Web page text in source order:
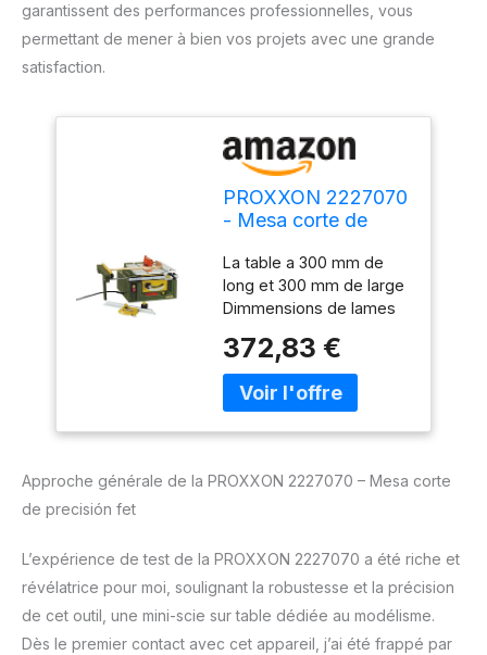
garantissent des performances professionnelles, vous
permettant de mener à bien vos projets avec une grande
satisfaction.
PROXXON 2227070
- Mesa corte de
La table a 300 mm de
long et 300 mm de large
Dimmensions de lames
Profondeur de coupe est
de 1 à 22 mm maximal
Guide d'onglet 45°
240 V/50 Hz
372,83 €
Approche générale de la PROXXON 2227070 – Mesa corte
de precisión fet
L’expérience de test de la PROXXON 2227070 a été riche et
révélatrice pour moi, soulignant la robustesse et la précision
de cet outil, une mini-scie sur table dédiée au modélisme.
Dès le premier contact avec cet appareil, j’ai été frappé par